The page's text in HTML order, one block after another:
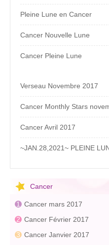
Pleine Lune en Cancer
Cancer Nouvelle Lune
Cancer Pleine Lune
Verseau Novembre 2017
Cancer Monthly Stars
Cancer Avril 2017
Cancer
Cancer mars 2017
Cancer Février 2017
Cancer Janvier 2017